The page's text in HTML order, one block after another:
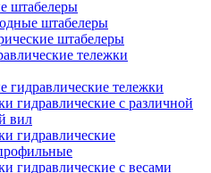
штабелеры
штабелеры
штабелеры
тележки
гидравлические тележки
гидравлические с различной
вил
гидравлические
гидравлические с весами